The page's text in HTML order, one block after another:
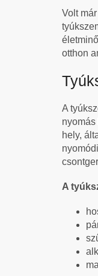
Volt
otthon
A
hely,
A